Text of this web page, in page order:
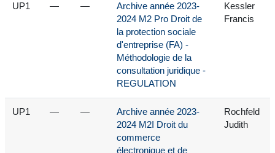
UP1 — —
Archive année 2023-
2024 M2 Pro Droit de
la protection sociale
d'entreprise (FA) -
Méthodologie de la
consultation juridique -
REGULATION
Kessler
Francis
UP1 — —
Archive année 2023-
2024 M2I Droit du
commerce
électronique et de
Rochfeld
Judith